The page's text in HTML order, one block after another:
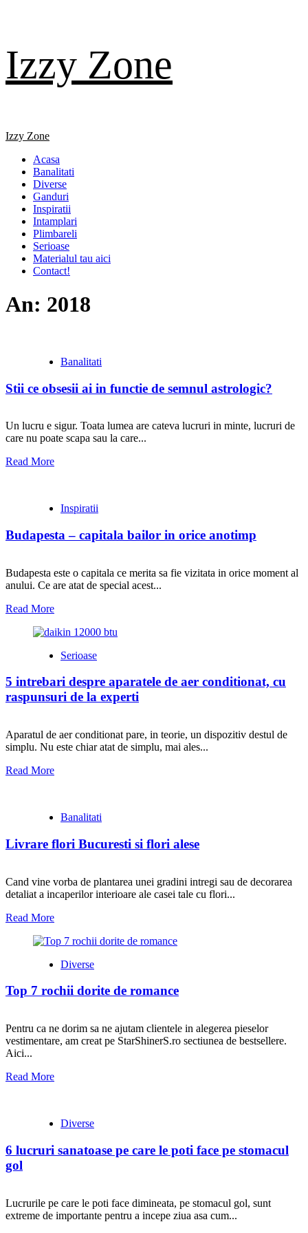
content
Izzy Zone
Primary
Izzy Zone
Acasa
Banalitati
Diverse
Ganduri
Inspiratii
Intamplari
Plimbareli
Serioase
Materialul tau aici
Contact!
An: 2018
Banalitati
Stii ce obsesii ai in functie de semnul astrologic?
Un lucru e sigur. Toata lumea are cateva lucruri in minte, lucruri de
care nu poate scapa sau la care...
Read More
Inspiratii
Budapesta – capitala bailor in orice anotimp
Budapesta este o capitala ce merita sa fie vizitata in orice moment al
anului. Ce are atat de special acest...
Read More
Serioase
5 intrebari despre aparatele de aer conditionat, cu
raspunsuri de la experti
Aparatul de aer conditionat pare, in teorie, un dispozitiv destul de
simplu. Nu este chiar atat de simplu, mai ales...
Read More
Banalitati
Livrare flori Bucuresti si flori alese
Cand vine vorba de plantarea unei gradini intregi sau de decorarea
detaliat a incaperilor interioare ale casei tale cu flori...
Read More
Diverse
Top 7 rochii dorite de romance
Pentru ca ne dorim sa ne ajutam clientele in alegerea pieselor
vestimentare, am creat pe StarShinerS.ro sectiunea de bestsellere.
Aici...
Read More
Diverse
6 lucruri sanatoase pe care le poti face pe stomacul
gol
Lucrurile pe care le poti face dimineata, pe stomacul gol, sunt
extreme de importante pentru a incepe ziua asa cum...